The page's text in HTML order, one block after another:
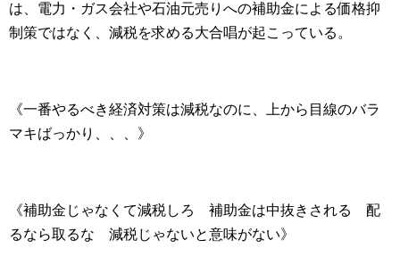
は、電力・ガス会社や石油元売りへの補助金による価格抑
制策ではなく、減税を求める大合唱が起こっている。
《一番やるべき経済対策は減税なのに、上から目線のバラ
マキばっかり、、、》
《補助金じゃなくて減税しろ 補助金は中抜きされる 配
るなら取るな 減税じゃないと意味がない》